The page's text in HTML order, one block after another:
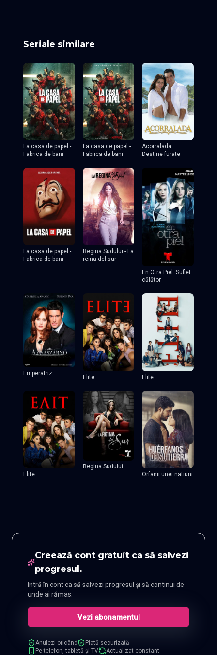
Seriale similare
La casa de papel -
Fabrica de bani
La casa de papel -
Fabrica de bani
Acorralada:
Destine furate
La casa de papel -
Fabrica de bani
Regina Sudului - La
reina del sur
En Otra Piel: Suflet
călător
Emperatriz
Elite Elite
Elite
Regina Sudului
Orfanii unei natiuni
Creează cont gratuit ca să salvezi
progresul.
Intră în cont ca să salvezi progresul și să continui de
unde ai rămas.
Vezi abonamentul
Anulezi oricând
Plată securizată
Pe telefon, tabletă și TV
Actualizat constant